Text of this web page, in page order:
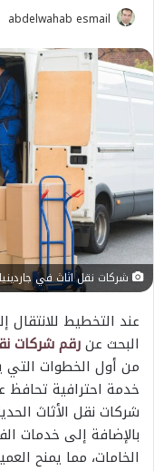
abdelwahab esmail
شركات نقل اثاث في جاردينيا
عند التخطيط
البحث عنرقم شركات
من أول الخطوات التي
خدمة احترافية
شركات نقل الأثاث
بالإضافة إلى خدمات
الخامات، مما يمنح